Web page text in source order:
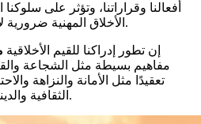
أفعالنا وقراراتنا، وتؤثر على
الأخلاق المهنية ضرورية لإنشاء بيئة عمل صحية وفعالة.
إن تطور إدراكنا للقيم الأخلاقية
مفاهيم بسيطة مثل الشجاعة
تعقيدًا مثل الأمانة والنزاهة
الثقافية والدينية، تقدم لغة عالمية للإنسانية.